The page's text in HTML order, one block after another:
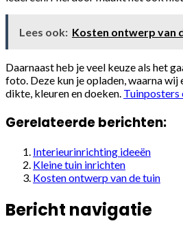
Lees ook: Kosten ontwerp van
Daarnaast heb je veel keuze als het
foto. Deze kun je opladen, waarna
dikte, kleuren en doeken. Tuinposters
Gerelateerde berichten:
Interieurinrichting ideeën
Kleine tuin inrichten
Kosten ontwerp van de tuin
Bericht navigatie